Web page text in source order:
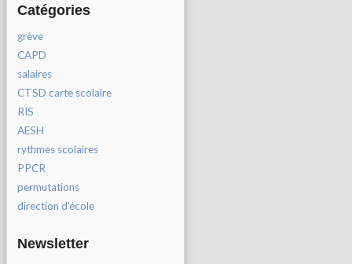
Catégories
grève
CAPD
salaires
CTSD carte scolaire
RIS
AESH
rythmes scolaires
PPCR
permutations
direction d'école
Newsletter